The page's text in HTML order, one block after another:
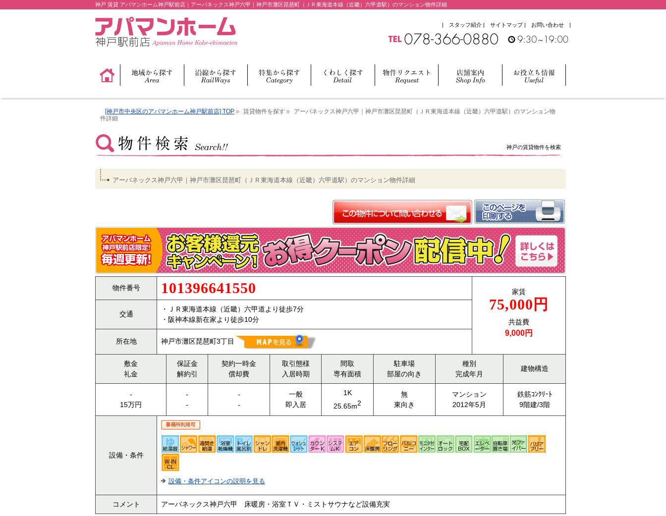
神戸 賃貸 アパマンホーム神戸駅前店｜アーバネックス神戸六甲｜神戸市灘区琵琶町（ＪＲ東海道本線（近畿）六甲道駅）のマンション物件詳細
| スタッフ紹介 | サイトマップ | お問い合わせ |
[神戸市中央区のアパマンホーム神戸駅前店] TOP 賃貸物件を探す
アーバネックス神戸六甲｜神戸市灘区琵琶町（ＪＲ東海道本線（近畿）六甲道駅）のマンション物
件詳細
神戸の賃貸物件を検索
アーバネックス神戸六甲｜神戸市灘区琵琶町（ＪＲ東海道本線（近畿）六甲道駅）のマンション物件詳細
物件番号 101396641550 家賃
75,000円
共益費
9,000円
交通
・ＪＲ東海道本線（近畿）六甲道より徒歩7分
・阪神本線新在家より徒歩10分
所在地 神戸市灘区琵琶町3丁目
敷金
礼金
保証金
解約引
契約一時金
償却費
取引態様
入居時期
間取
専有面積
駐車場
部屋の向き
種別
完成年月
建物構造
-
15万円
-
-
-
-
一般
即入居
1K
25.65m2
無
東向き
マンション
2012年5月
鉄筋ｺﾝｸﾘｰﾄ
9階建/3階
設備・条件
設備・条件アイコンの説明を見る
コメント アーバネックス神戸六甲 床暖房・浴室ＴＶ・ミストサウナなど設備充実